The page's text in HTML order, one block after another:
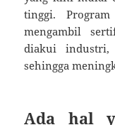
tinggi.
mengambil
diakui industri,
sehingga
Ada hal